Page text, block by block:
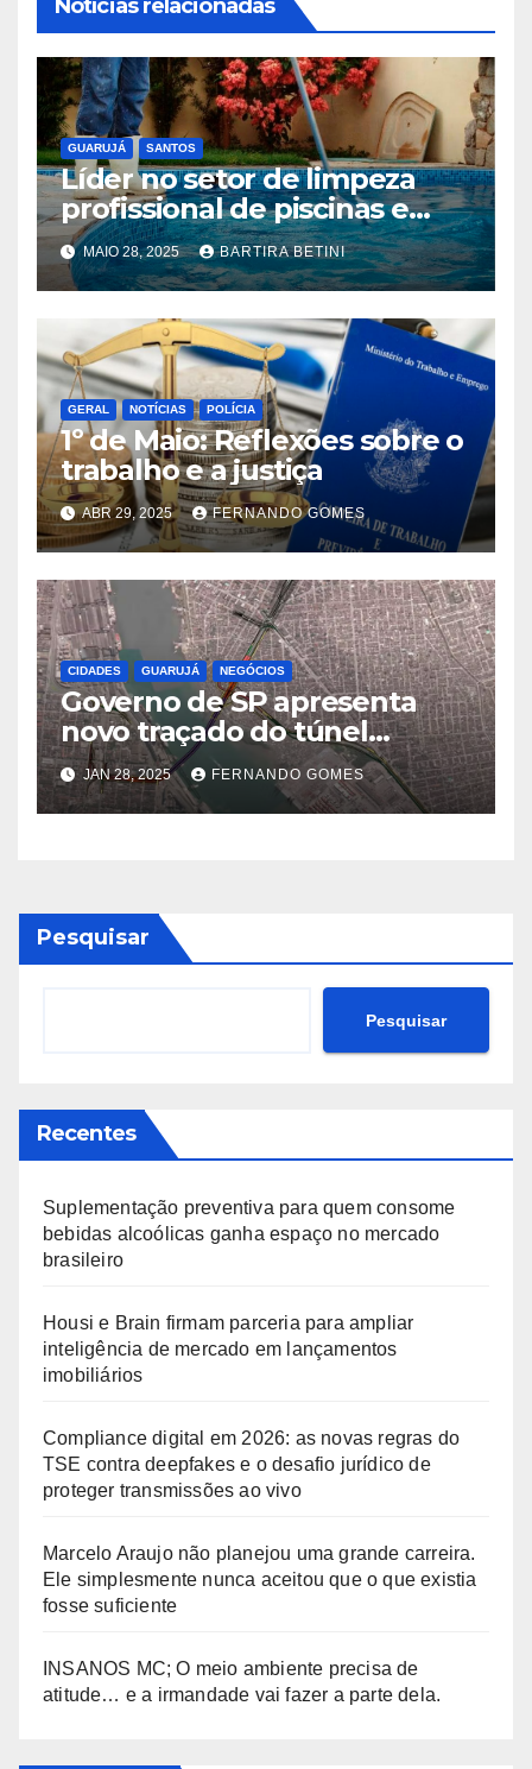
Notícias relacionadas
GUARUJÁ SANTOS
Líder no setor de limpeza
profissional de piscinas e
jardinagem chega ao litoral
de SP: Crystal Pool promete
revolucionar o setor na
região
MAIO 28, 2025 BARTIRA BETINI
GERAL NOTÍCIAS POLÍCIA
1º de Maio: Reflexões sobre o
trabalho e a justiça
ABR 29, 2025 FERNANDO GOMES
CIDADES GUARUJÁ NEGÓCIOS
Governo de SP apresenta
novo traçado do túnel
Santos-Guarujá com conceito
de ‘superquadra’; entenda
JAN 28, 2025 FERNANDO GOMES
Pesquisar
Pesquisar
Recentes
Suplementação preventiva para quem consome
bebidas alcoólicas ganha espaço no mercado
brasileiro
Housi e Brain firmam parceria para ampliar
inteligência de mercado em lançamentos
imobiliários
Compliance digital em 2026: as novas regras do
TSE contra deepfakes e o desafio jurídico de
proteger transmissões ao vivo
Marcelo Araujo não planejou uma grande carreira.
Ele simplesmente nunca aceitou que o que existia
fosse suficiente
INSANOS MC; O meio ambiente precisa de
atitude… e a irmandade vai fazer a parte dela.